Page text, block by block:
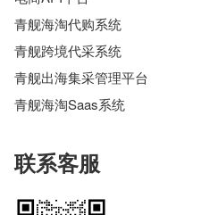
青舰海淘代购系统
青舰跨境代采系统
青舰出海集采管理平台
青舰海淘Saas系统
联系客服